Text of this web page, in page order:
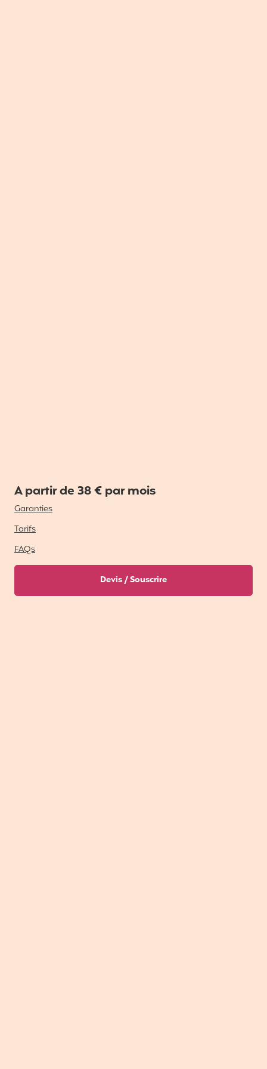
A partir de 38 € par mois
Garanties
Tarifs
FAQs
Devis / Souscrire